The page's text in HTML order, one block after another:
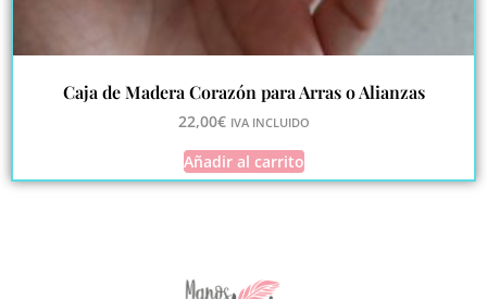
Caja de Madera Corazón para Arras o Alianzas
22,00€ IVA INCLUIDO
Añadir al carrito